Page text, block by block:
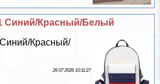
Синий/Красный/Белый
Красный/
26 07 2026 10:11:27